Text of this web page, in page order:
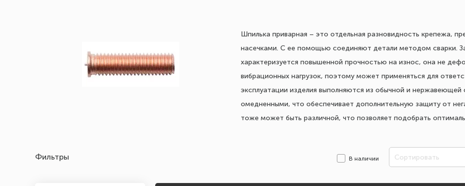
Шпилька приварная – это отдельная разновидность крепежа,
насечками. С ее помощью соединяют детали методом сварки.
характеризуется повышенной прочностью на износ, она не
вибрационных нагрузок, поэтому может применяться для
эксплуатации изделия выполняются из обычной и
омедненными, что обеспечивает дополнительную защиту от
тоже может быть различной, что позволяет подобрать
Фильтры В наличии Сортировать